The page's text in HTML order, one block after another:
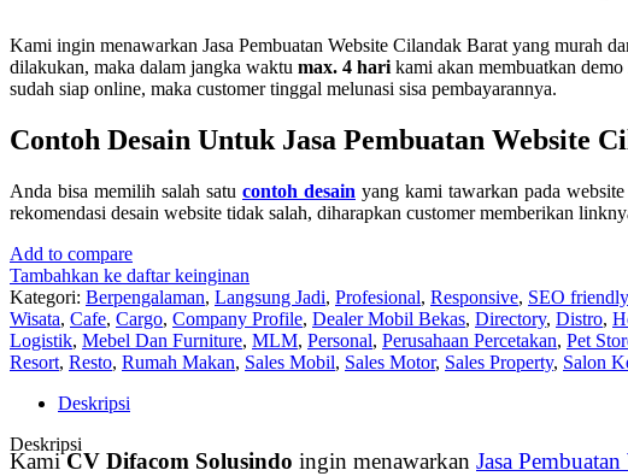
Kami ingin menawarkan Jasa Pembuatan Website Cilandak Barat yang murah
dilakukan, maka dalam jangka waktu max. 4 hari kami akan membuatkan
sudah siap online, maka customer tinggal melunasi sisa pembayarannya.
Contoh Desain Untuk Jasa Pembuatan Website
Anda bisa memilih salah satu contoh desain yang kami tawarkan pada
rekomendasi desain website tidak salah, diharapkan customer memberikan
Add to compare
Tambahkan ke daftar keinginan
Kategori: Berpengalaman, Langsung Jadi, Profesional, Responsive, SEO friendly
Wisata, Cafe, Cargo, Company Profile, Dealer Mobil Bekas, Directory, Distro,
Logistik, Mebel Dan Furniture, MLM, Personal, Perusahaan Percetakan, Pet
Resort, Resto, Rumah Makan, Sales Mobil, Sales Motor, Sales Property, Salon
Deskripsi
Deskripsi
KamiCV Difacom Solusindo ingin menawarkan Jasa